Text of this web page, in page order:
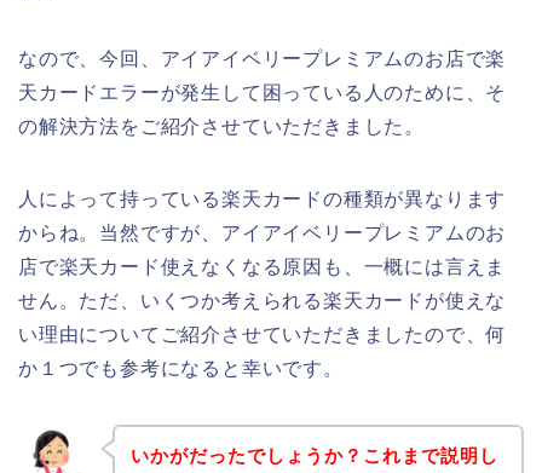
なので、今回、アイアイベリープレミアムのお店で楽
天カードエラーが発生して困っている人のために、そ
の解決方法をご紹介させていただきました。
人によって持っている楽天カードの種類が異なります
からね。当然ですが、アイアイベリープレミアムのお
店で楽天カード使えなくなる原因も、一概には言えま
せん。ただ、いくつか考えられる楽天カードが使えな
い理由についてご紹介させていただきましたので、何
か１つでも参考になると幸いです。
いかがだったでしょうか？これまで説明し